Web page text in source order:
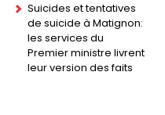
Suicides et tentatives
de suicide à Matignon:
les services du
Premier ministre livrent
leur version des faits